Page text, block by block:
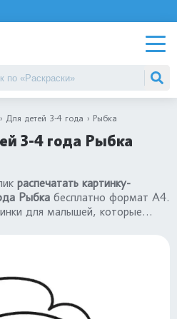
Для детей 3-4 года Рыбка
3-4 года Рыбка
распечатать картинку-
Рыбка бесплатно формат А4.
для малышей, которые